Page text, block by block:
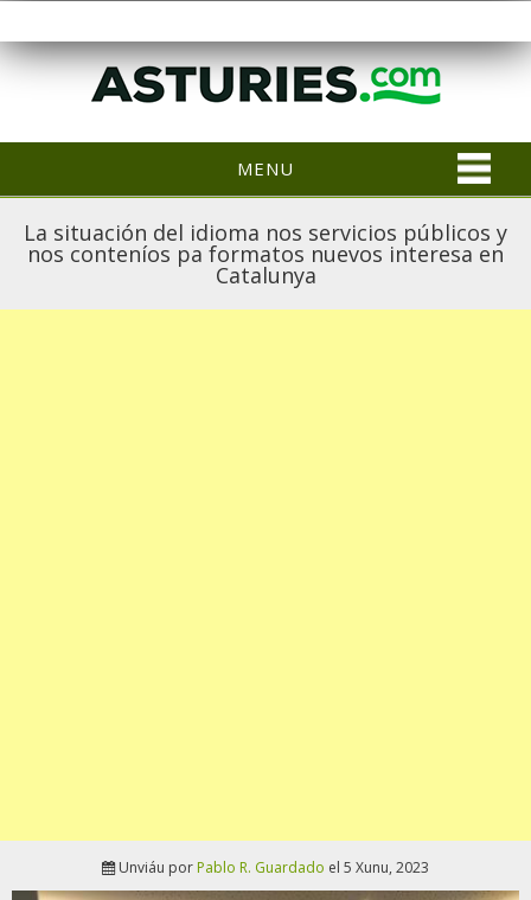
MENU
La situación del idioma nos servicios públicos y
nos conteníos pa formatos nuevos interesa en
Catalunya
Unviáu por Pablo R. Guardado el 5 Xunu, 2023